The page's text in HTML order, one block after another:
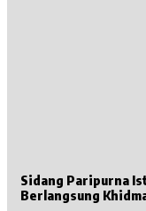
Sidang Paripurna
Berlangsung